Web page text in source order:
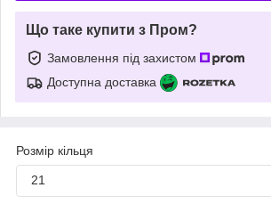
Що таке купити з Пром?
Замовлення під захистом
Доступна доставка
Розмір кільця
21